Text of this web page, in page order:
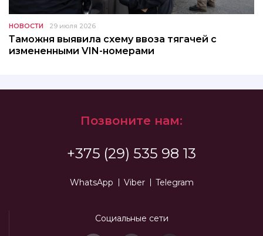
НОВОСТИ 29 июля 2026
Таможня выявила схему ввоза тягачей с
измененными VIN-номерами
Позвоните нам:
+375 (29) 535 98 13
WhatsApp Viber Telegram
Социальные сети